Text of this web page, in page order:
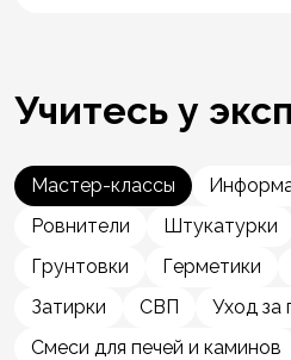
Учитесь у
Мастер-классы
Ровнители
Штукатурки
Грунтовки
Герметики
Затирки
СВП
Уход за
Смеси для печей и каминов